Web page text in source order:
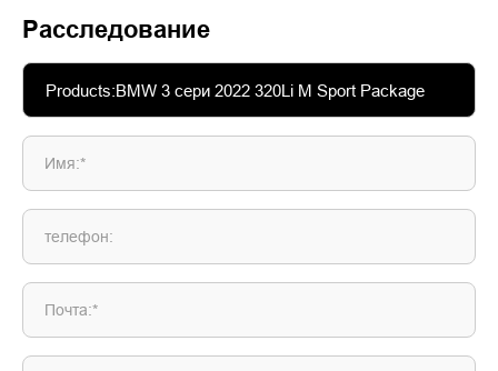
Расследование
Имя:*
телефон:
Почта:*